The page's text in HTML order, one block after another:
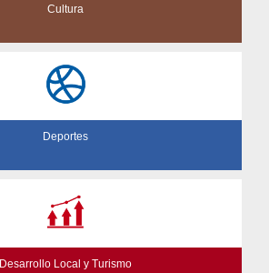
Cultura
Deportes
Desarrollo Local y Turismo